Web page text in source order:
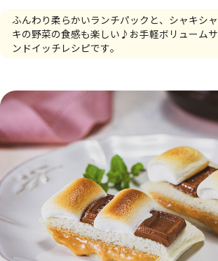
ふんわり柔らかいランチパックと、シャキシャ
キの野菜の食感も楽しい♪お手軽ボリュームサ
ンドイッチレシピです。